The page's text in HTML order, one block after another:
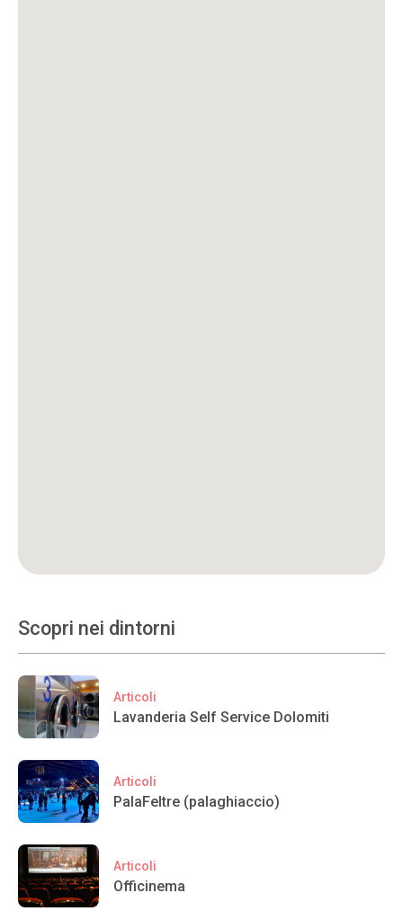
Scopri nei dintorni
Articoli
Lavanderia Self Service Dolomiti
Articoli
PalaFeltre (palaghiaccio)
Articoli
Officinema